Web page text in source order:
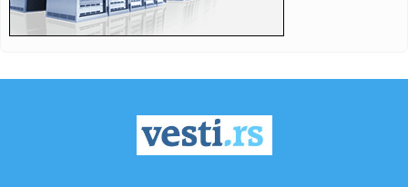
19:41:Ekspo 2027: Dodeljeni ugovori za mehanizaciju održavanja
Ekspo l...
Gde izaći u Beogradu? Ovo su najhot mesta za letnji